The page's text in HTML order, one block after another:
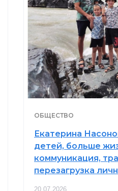
ОБЩЕСТВО
Екатерина
детей, больше
коммуникация,
перезагрузка
20.07.2026